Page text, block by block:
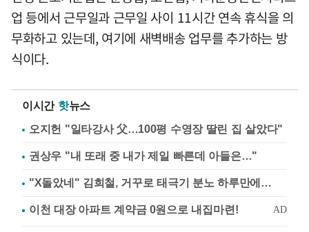
업 등에서 근무일과 근무일 사이 11시간 연속 휴식을 의
무화하고 있는데, 여기에 새벽배송 업무를 추가하는 방
식이다.
이시간 핫뉴스
오지헌 "일타강사 父…100평 수영장 딸린 집 살았다"
권상우 "내 또래 중 내가 제일 빠른데 아들은…"
"X돌았네" 김희철, 거꾸로 태극기 분노 하루만에…